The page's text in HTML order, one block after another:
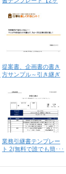
提案書、企画書の書き
方サンプル～引き継ぎ
業務引継書テンプレー
ト 2(無料で誰でも簡･･･